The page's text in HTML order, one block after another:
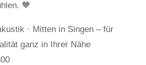
🧡
· Mitten in Singen – für
ganz in Ihrer Nähe